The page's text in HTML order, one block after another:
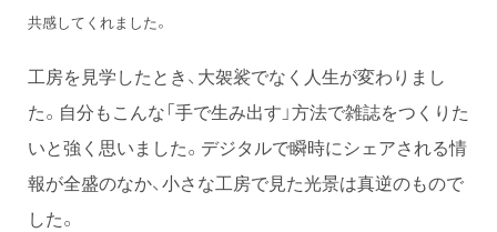
共感してくれました。
工房を見学したとき、大袈裟でなく人生が変わりまし
た。自分もこんな「手で生み出す」方法で雑誌をつくりた
いと強く思いました。デジタルで瞬時にシェアされる情
報が全盛のなか、小さな工房で見た光景は真逆のもので
した。